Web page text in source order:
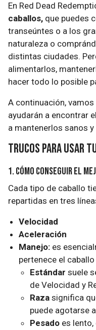
En Red Dead
caballos, que puedes
transeúntes o a los
naturaleza o
distintas ciudades.
alimentarlos,
hacer todo lo posible
A continuación,
ayudarán a encontrar
a mantenerlos sanos
Trucos para usar
1. Cómo conseguir el
Cada tipo de caballo
repartidas en tres
Velocidad
Aceleración
Manejo: es
pertenece el caballo
Estándar suele
de Velocidad y
Razasignifica
puede agotarse
Pesadoes lento,